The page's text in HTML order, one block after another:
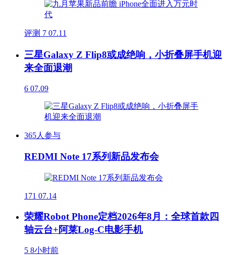
评测 7 07.11
三星Galaxy Z Flip8或成绝响，小折叠屏手机迎
来全面退潮
6 07.09
365人参与
REDMI Note 17系列新品发布会
171 07.14
荣耀Robot Phone定档2026年8月：全球首款四
轴云台+阿莱Log-C电影手机
5 8小时前